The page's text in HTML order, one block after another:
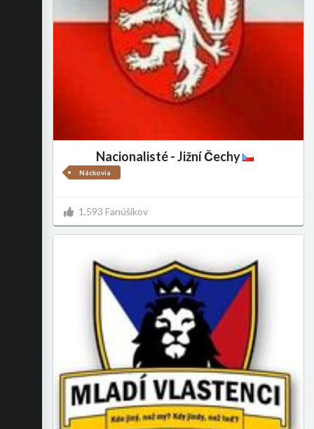
Nacionalisté - Jižní Čechy
Náckovia
1,593 Fanúšikov